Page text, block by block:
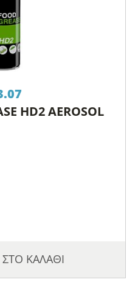
HD2 AEROSOL
ΚΑΛΑΘΙ